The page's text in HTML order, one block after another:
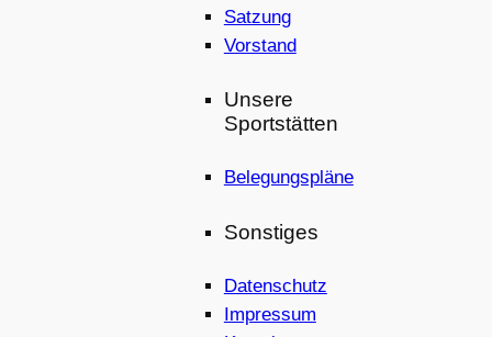
Satzung
Vorstand
Unsere
Sportstätten
Belegungspläne
Sonstiges
Datenschutz
Impressum